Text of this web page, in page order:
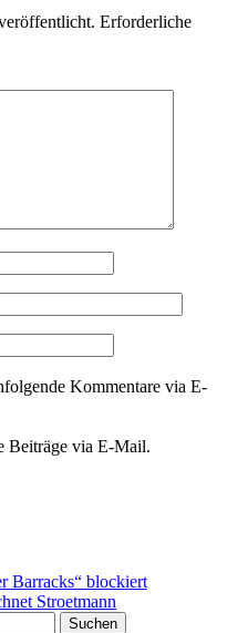
Erforderliche
Kommentare via E-
Beiträge via E-Mail.
Barracks“ blockiert
Stroetmann
Suchen